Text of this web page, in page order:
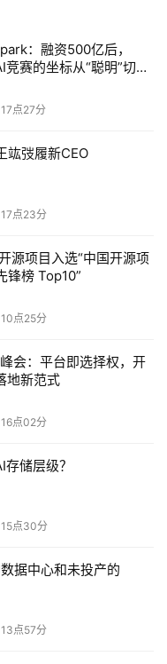
的转移偏置。
所有测试领域超过了
长从7增加到15时，
，此前一直被后缀衰减
出来。
深度更重要。
而是在串行和并行之
：融资500亿后，
赛的坐标从“聪明”切到
点27分
竑弢履新CEO
点23分
源项目入选“中国开源项
锋榜 Top10”
点25分
会：平台即选择权，开
地新范式
点02分
储层级？
点30分
据中心和未投产的
点57分